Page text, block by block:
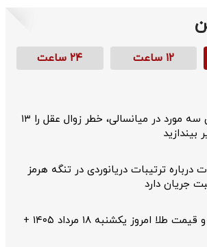
۱۲ ساعت ۲۴ ساعت
با رعایت این سه مورد در میانسالی، خطر زوال عقل را ۱۳
بیندازید
درباره ترتیبات دریانوردی در تنگه هرمز
جریان دارد
قیمت سکه و قیمت طلا امروز یکشنبه ۱۸ مرداد ۱۴۰۵ +